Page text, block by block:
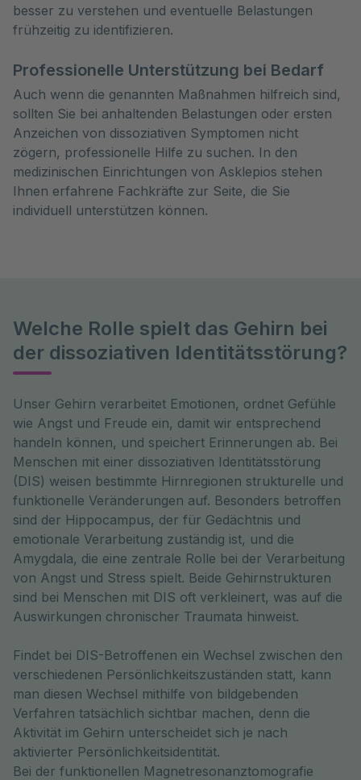
besser zu verstehen und eventuelle Belastungen
frühzeitig zu identifizieren.
Professionelle Unterstützung bei Bedarf
Auch wenn die genannten Maßnahmen hilfreich sind,
sollten Sie bei anhaltenden Belastungen oder ersten
Anzeichen von dissoziativen Symptomen nicht
zögern, professionelle Hilfe zu suchen. In den
medizinischen Einrichtungen von Asklepios stehen
Ihnen erfahrene Fachkräfte zur Seite, die Sie
individuell unterstützen können.
Welche Rolle spielt das Gehirn bei
der dissoziativen Identitätsstörung?
Unser Gehirn verarbeitet Emotionen, ordnet Gefühle
wie Angst und Freude ein, damit wir entsprechend
handeln können, und speichert Erinnerungen ab. Bei
Menschen mit einer dissoziativen Identitätsstörung
(DIS) weisen bestimmte Hirnregionen strukturelle und
funktionelle Veränderungen auf. Besonders betroffen
sind der Hippocampus, der für Gedächtnis und
emotionale Verarbeitung zuständig ist, und die
Amygdala, die eine zentrale Rolle bei der Verarbeitung
von Angst und Stress spielt. Beide Gehirnstrukturen
sind bei Menschen mit DIS oft verkleinert, was auf die
Auswirkungen chronischer Traumata hinweist.
Findet bei DIS-Betroffenen ein Wechsel zwischen den
verschiedenen Persönlichkeitszuständen statt, kann
man diesen Wechsel mithilfe von bildgebenden
Verfahren tatsächlich sichtbar machen, denn die
Aktivität im Gehirn unterscheidet sich je nach
aktivierter Persönlichkeitsidentität.
Bei der funktionellen Magnetresonanztomografie